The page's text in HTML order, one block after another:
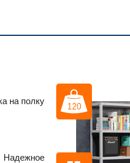
на полку
Надежное